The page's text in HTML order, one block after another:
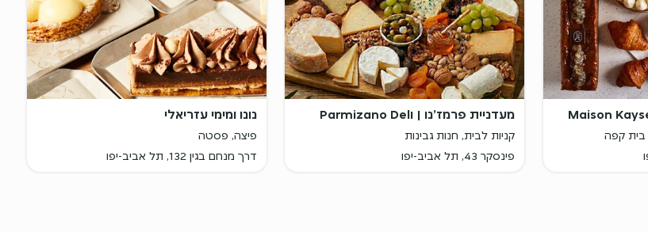
בית קפה
מעדניית פרמז׳נו | וParmizano Del
קניות לבית, חנות גבינות
פינסקר 43, תל אביב-יפו
נונו ומימי עזריאלי
פיצה, פסטה
דרך מנחם בגין 132, תל אביב-יפו